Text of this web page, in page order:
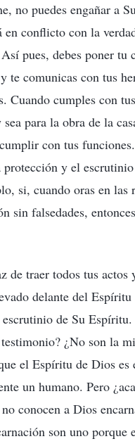
no puedes engañar a
conflicto con la
pues, debes poner
te comunicas con tus
Cuando cumples con
para la obra de la
con tus
y el
si, cuando oras en
sin falsedades,
de traer todos tus
delante del
de Su
¿No son la
el Espíritu de Dios
un humano. Pero
conocen a Dios
son uno porque